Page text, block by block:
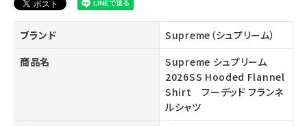
ブランド
Supreme（シュプリーム）
商品名
Supreme シュプリーム
2026SS Hooded Flannel
Shirt フーデッド フランネ
ルシャツ